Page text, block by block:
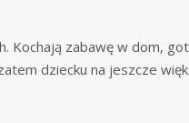
Kochają zabawę w dom,
dziecku na jeszcze